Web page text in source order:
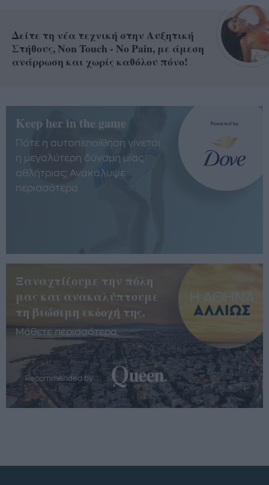
Δείτε τη νέα τεχνική στην Αυξητική
Στήθους, Non Touch - No Pain, με άμεση
ανάρρωση και χωρίς καθόλου πόνο!
Keep her in the game
Πότε η αυτοπεποίθηση γίνεται
η μεγαλύτερη δύναμη μίας
αθλήτριας; Ανακάλυψε
περισσότερα
Ξαναχτίζουμε την πόλη
μας και ανακαλύπτουμε
τη βιώσιμη εκδοχή της.
Μάθετε περισσότερα
Recommended by